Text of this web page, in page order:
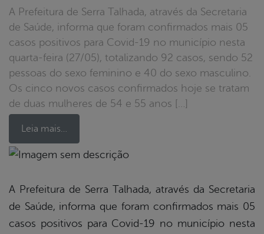
A Prefeitura de Serra Talhada, através da Secretaria
de Saúde, informa que foram confirmados mais 05
casos positivos para Covid-19 no município nesta
quarta-feira (27/05), totalizando 92 casos, sendo 52
pessoas do sexo feminino e 40 do sexo masculino.
Os cinco novos casos confirmados hoje se tratam
de duas mulheres de 54 e 55 anos […]
Leia mais…
A Prefeitura de Serra Talhada, através da Secretaria
de Saúde, informa que foram confirmados mais 05
casos positivos para Covid-19 no município nesta